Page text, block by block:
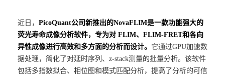
关于我们
联系我们
近日， PicoQuant公司新推出的NovaFLIM是一款功能强大的
荧光寿命成像分析软件，专为对 FLIM、 FLIM-FRET和各向
异性成像进行高效和多方面的分析而设计。 它通过GPU加速数
据处理，简化了对延时序列、z-stack测量的批量分析。该软件
包括多指数拟合、相位图和模式匹配分析，提高了分析的可信